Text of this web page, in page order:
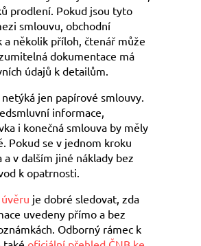
prodlení. Pokud jsou tyto
smlouvu, obchodní
a několik příloh, čtenář může
dokumentace má
údajů k detailům.
jen papírové smlouvy.
informace,
i konečná smlouva by měly
Pokud se v jednom kroku
v dalším jiné náklady bez
k opatrnosti.
je dobré sledovat, zda
uvedeny přímo a bez
Odborný rámec k